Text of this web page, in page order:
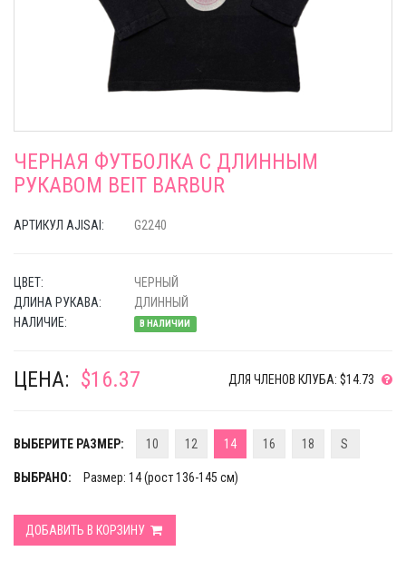
ЧЕРНАЯ ФУТБОЛКА С ДЛИННЫМ
РУКАВОМ BEIT BARBUR
АРТИКУЛ AJISAI: G2240
ЦВЕТ:
ЧЕРНЫЙ
ДЛИНА РУКАВА:
ДЛИННЫЙ
НАЛИЧИЕ:
В НАЛИЧИИ
ЦЕНА: $16.37 ДЛЯ ЧЛЕНОВ КЛУБА: $14.73
ВЫБЕРИТЕ РАЗМЕР: 10 12 14 16 18 S
ВЫБРАНО: Размер: 14 (рост 136-145 см)
ДОБАВИТЬ В КОРЗИНУ